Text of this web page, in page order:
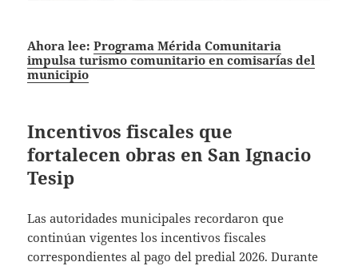
Ahora lee:Programa Mérida Comunitaria
impulsa turismo comunitario en comisarías del
municipio
Incentivos fiscales que
fortalecen obras en San Ignacio
Tesip
Las autoridades municipales recordaron que
continúan vigentes los incentivos fiscales
correspondientes al pago del predial 2026. Durante